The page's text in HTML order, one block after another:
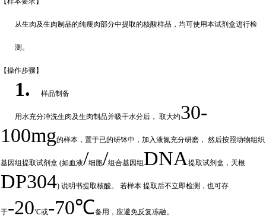
从生肉及生肉制品的纯瘦肉部分中提取的核酸样品，均可使用本试剂盒进行检
测。
【操作步骤】
1. 样品制备
用水充分冲洗生肉及生肉制品并吸干水分后， 取大约30-
100mg的样本，置于已的研钵中，加入液氮充分研磨， 然后按照动物组织
基因组提取试剂盒 (如血液/细胞/组合基因组 DNA提取试剂盒，天根
DP304) 说明书提取核酸。 若样本 提取后不立即检测，也可存
于-20℃或-70℃备用，应避免反复冻融。